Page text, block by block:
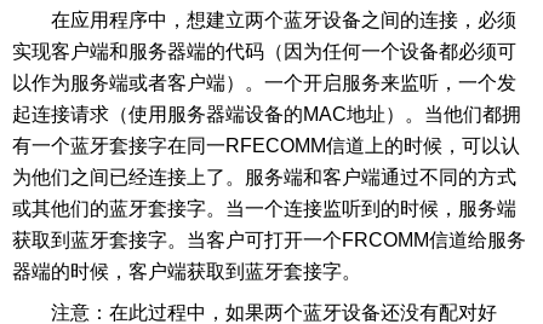
在应用程序中，想建立两个蓝牙设备之间的连接，必须
实现客户端和服务器端的代码（因为任何一个设备都必须可
以作为服务端或者客户端）。一个开启服务来监听，一个发
起连接请求（使用服务器端设备的MAC地址）。当他们都拥
有一个蓝牙套接字在同一RFECOMM信道上的时候，可以认
为他们之间已经连接上了。服务端和客户端通过不同的方式
或其他们的蓝牙套接字。当一个连接监听到的时候，服务端
获取到蓝牙套接字。当客户可打开一个FRCOMM信道给服务
器端的时候，客户端获取到蓝牙套接字。
注意：在此过程中，如果两个蓝牙设备还没有配对好